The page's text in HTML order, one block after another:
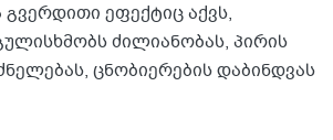
გვერდითი ეფექტიც აქვს,
ძილიანობას, პირის
ცნობიერების დაბინდვას